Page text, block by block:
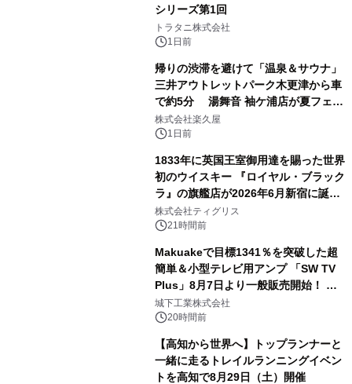
シリーズ第1回
トラタニ株式会社
1日前
帰りの渋滞を避けて「温泉＆サウナ」
三井アウトレットパーク木更津から車
で約5分 湯舞音 袖ケ浦店が夏フェア
メニューを提供
株式会社楽久屋
1日前
1833年に英国王室御用達を賜った世界
初のウイスキー 『ロイヤル・ブラック
ラ』の旗艦店が2026年6月新宿に誕
生 バカルディ ジャパンと連携した
没入型バー「BAR Arca」
株式会社ティグリス
21時間前
Makuakeで目標1341％を突破した超
簡単＆小型テレビ用アンプ 「SW TV
Plus」8月7日より一般販売開始！ ケ
ーブル1本つなぐだけ、テレビの音が
ぐっと豊かに
城下工業株式会社
20時間前
【高知から世界へ】トップランナーと
一緒に走るトレイルランニングイベン
トを高知で8月29日（土）開催